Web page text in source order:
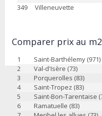
349
Villeneuvette
Comparer prix au
1 Saint-Barthélemy (971)
2
Val-d'Isère (73)
3
Porquerolles (83)
4
Saint-Tropez (83)
5
Saint-Bon-Tarentaise
6
Ramatuelle (83)